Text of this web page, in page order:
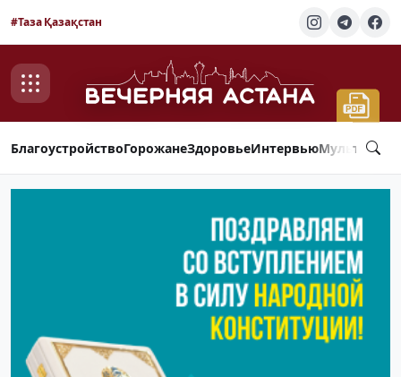
#Таза Қазақстан
БлагоустройствоГорожанеЗдоровьеИнтервью